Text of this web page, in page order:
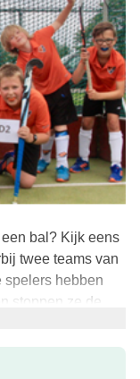
bal? Kijk eens
twee teams van
spelers hebben
stoppen ze de
van je stick
moet binnen de
in de meeste